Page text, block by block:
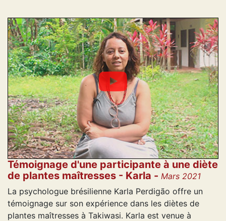
Témoignage d'une participante à une diète
de plantes maîtresses - Karla - Mars 2021
La psychologue brésilienne Karla Perdigão offre un
témoignage sur son expérience dans les diètes de
plantes maîtresses à Takiwasi. Karla est venue à